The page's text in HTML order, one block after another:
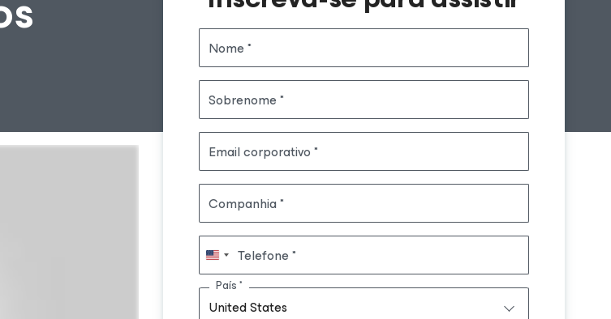
Nome
Sobrenome
Email corporativo
Companhia
Telefone
United States
País